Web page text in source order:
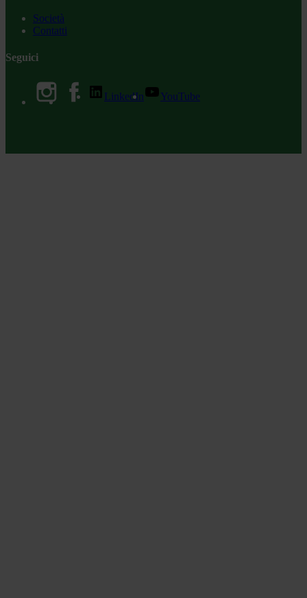
Società
Contatti
Seguici
LinkedIn YouTube